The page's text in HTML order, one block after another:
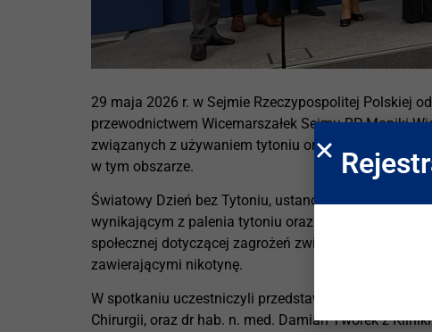
29 maja 2026 r. w Sejmie Rzeczypospolitej Polskiej
przewodnictwem Wicemarszałek Sejmu RP Moniki
związanych z używaniem tytoniu oraz innych
w tym obszarze.
Światowy Dzień bez Tytoniu, ustanowiony przez
wynikającym z palenia tytoniu oraz używania
społecznej dotyczącej zagrożeń związanych
zawierającymi nikotynę.
W spotkaniu uczestniczyli przedstawiciele Instytutu
Chirurgii, oraz dr hab. n. med. Damian Tworek z